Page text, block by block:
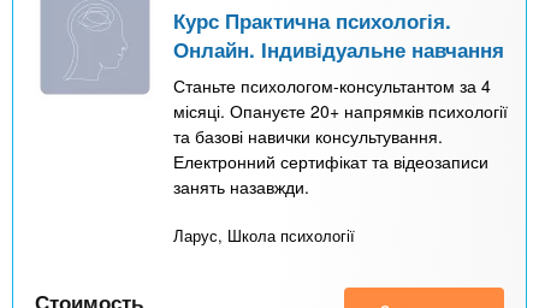
Курс Практична психологія.
Онлайн. Індивідуальне навчання
Станьте психологом-консультантом за 4
місяці. Опануєте 20+ напрямків психології
та базові навички консультування.
Електронний сертифікат та відеозаписи
занять назавжди.
Ларус, Школа психології
Стоимость